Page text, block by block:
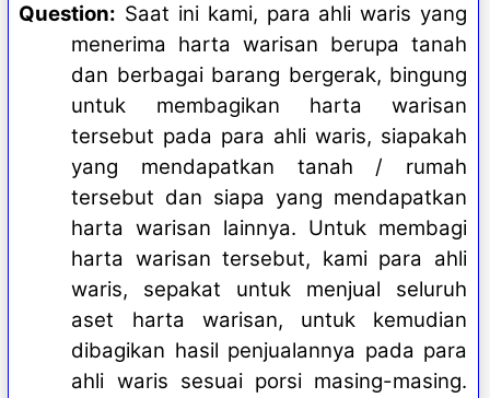
Question: Saat ini kami, para ahli waris yang
menerima harta warisan berupa tanah
dan berbagai barang bergerak, bingung
untuk membagikan harta warisan
tersebut pada para ahli waris, siapakah
yang mendapatkan tanah / rumah
tersebut dan siapa yang mendapatkan
harta warisan lainnya. Untuk membagi
harta warisan tersebut, kami para ahli
waris, sepakat untuk menjual seluruh
aset harta warisan, untuk kemudian
dibagikan hasil penjualannya pada para
ahli waris sesuai porsi masing-masing.